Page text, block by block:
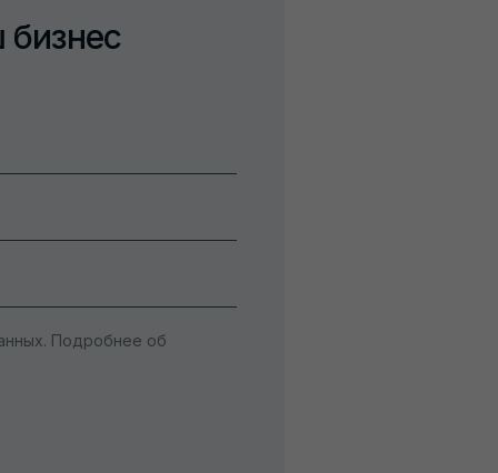
Подробнее об